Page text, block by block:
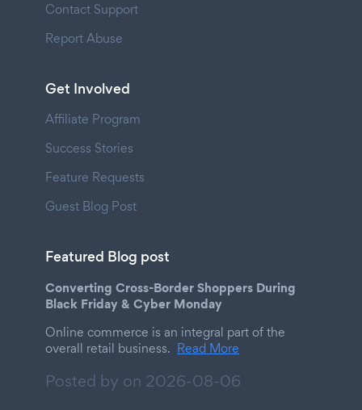
Contact Support
Report Abuse
Get Involved
Affiliate Program
Success Stories
Feature Requests
Guest Blog Post
Featured Blog post
Converting Cross-Border Shoppers During
Black Friday & Cyber Monday
Online commerce is an integral part of the
overall retail business. Read More
Posted by on 2026-08-06